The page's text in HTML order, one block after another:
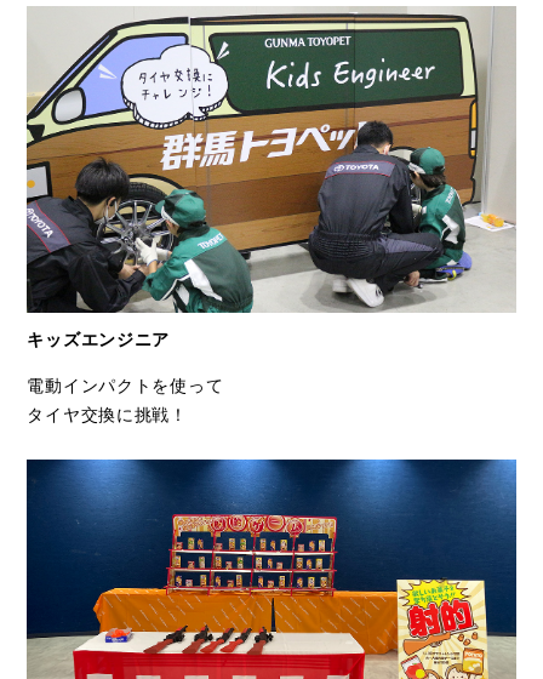
キッズエンジニア
電動インパクトを使って
タイヤ交換に挑戦！